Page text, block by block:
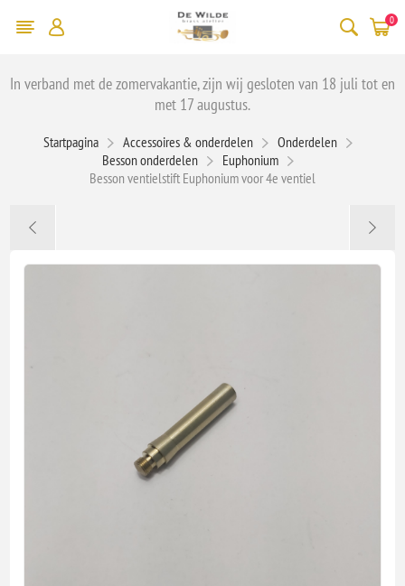
0
In verband met de zomervakantie, zijn wij gesloten van 18 juli tot en
met 17 augustus.
Startpagina Accessoires & onderdelen
Onderdelen
Besson onderdelen
Euphonium
Besson ventielstift Euphonium voor 4e ventiel